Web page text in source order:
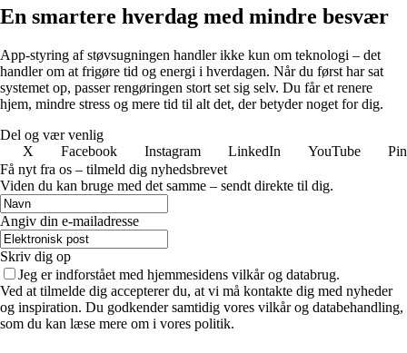
En smartere hverdag med mindre besvær
App-styring af støvsugningen handler ikke kun om teknologi – det
handler om at frigøre tid og energi i hverdagen. Når du først har sat
systemet op, passer rengøringen stort set sig selv. Du får et renere
hjem, mindre stress og mere tid til alt det, der betyder noget for dig.
Del og vær venlig
X
Facebook Instagram LinkedIn YouTube
Få nyt fra os – tilmeld dig nyhedsbrevet
Viden du kan bruge med det samme – sendt direkte til dig.
Angiv din e-mailadresse
Skriv dig op
Jeg er indforstået med hjemmesidens vilkår og databrug.
Ved at tilmelde dig accepterer du, at vi må kontakte dig med nyheder
og inspiration. Du godkender samtidig vores vilkår og databehandling,
som du kan læse mere om i vores politik.